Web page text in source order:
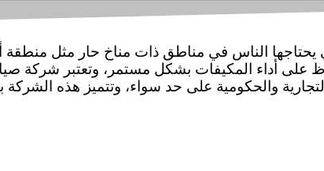
يحتاجها الناس في مناطق ذات مناخ حار مثل
على أداء المكيفات بشكل مستمر، وتعتبر شركة
والحكومية على حد سواء، وتتميز هذه الشركة